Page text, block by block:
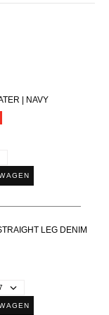
| NAVY
LEG DENIM